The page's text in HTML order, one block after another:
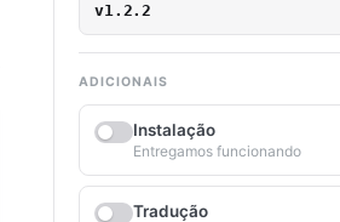
v1.2.2
ADICIONAIS
Instalação
Entregamos funcionando
Tradução